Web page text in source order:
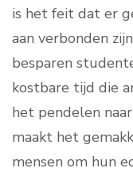
is het feit dat er
aan verbonden
besparen
kostbare tijd die
het pendelen
maakt het
mensen om hun